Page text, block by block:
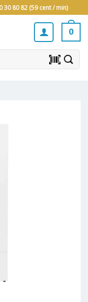
30 80 82 (59 cent / min)
0
barcode_scanner